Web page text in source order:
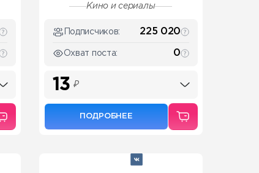
Кино и сериалы
Подписчиков: 225 020
Охват поста: 0
13 ₽
ПОДРОБНЕЕ